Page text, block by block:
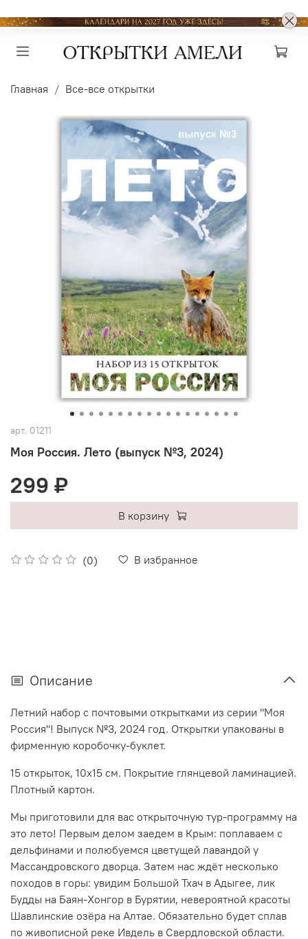
Главная Все-все открытки
арт. 01211
Моя Россия. Лето (выпуск №3, 2024)
(0) В избранное
299 ₽
В корзину
Описание
Летний набор с почтовыми открытками из серии "Моя
Россия"! Выпуск №3, 2024 год. Открытки упакованы в
фирменную коробочку-буклет.
15 открыток, 10х15 см. Покрытие глянцевой ламинацией.
Плотный картон.
Мы приготовили для вас открыточную тур-программу на
это лето! Первым делом заедем в Крым: поплаваем с
дельфинами и полюбуемся цветущей лавандой у
Массандровского дворца. Затем нас ждёт несколько
походов в горы: увидим Большой Тхач в Адыгее, лик
Будды на Баян-Хонгор в Бурятии, невероятной красоты
Шавлинские озёра на Алтае. Обязательно будет сплав
по живописной реке Ивдель в Свердловской области.